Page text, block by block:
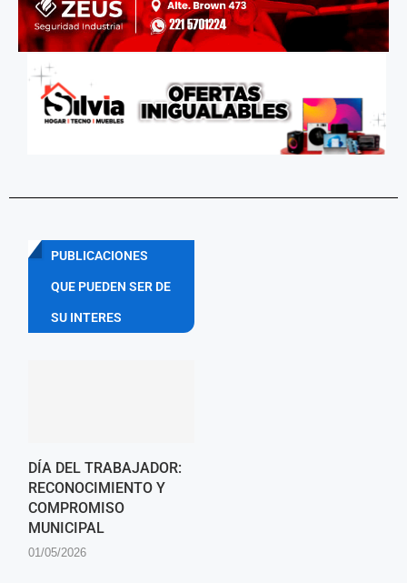
PUBLICACIONES
QUE PUEDEN SER DE
SU INTERES
DÍA DEL TRABAJADOR:
RECONOCIMIENTO Y
COMPROMISO
MUNICIPAL
01/05/2026